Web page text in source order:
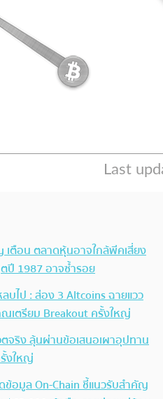
เตือน ตลาดหุ้นอาจใกล้พีคเสี่ยง
ปี 1987 อาจซ้ำรอย
บไป : ส่อง 3 Altcoins ฉายแวว
เตรียม Breakout ครั้งใหญ่
จริง ลุ้นผ่านข้อเสนอเผาอุปทาน
งใหญ่
ข้อมูล On-Chain ชี้แนวรับสำคัญ